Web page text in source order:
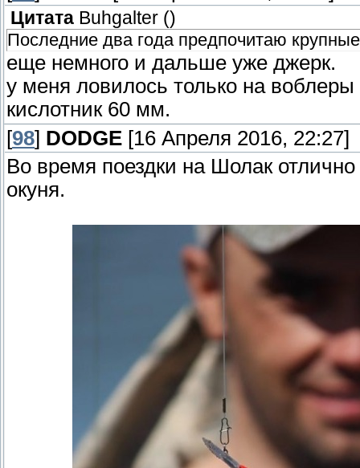
Цитата Buhgalter ()
Последние два года предпочитаю
еще немного и дальше уже джерк.
у меня ловилось только на
кислотник 60 мм.
[98] DODGE [16 Апреля 2016, 22:27]
Во время поездки на Шолак
окуня.